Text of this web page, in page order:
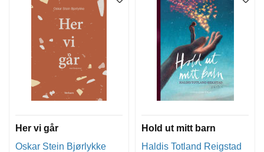
Her vi går
Oskar Stein Bjørlykke
Hold ut mitt barn
Haldis Totland Reigstad